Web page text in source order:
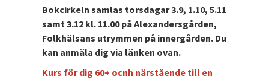
Bokcirkeln samlas torsdagar 3.9, 1.10, 5.11
samt 3.12 kl. 11.00 på Alexandersgården,
Folkhälsans utrymmen på innergården. Du
kan anmäla dig via länken ovan.
Kurs för dig 60+ ocnh närstående till en